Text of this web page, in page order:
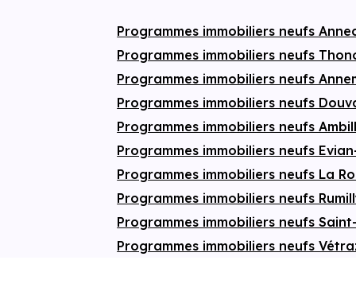
Programmes immobiliers neufs
Programmes immobiliers neufs
Programmes immobiliers neufs
Programmes immobiliers neufs
Programmes immobiliers neufs
Programmes immobiliers neufs
Programmes immobiliers neufs La
Programmes immobiliers neufs
Programmes immobiliers neufs
Programmes immobiliers neufs